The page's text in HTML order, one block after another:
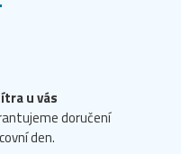
u vás
doručení
den.